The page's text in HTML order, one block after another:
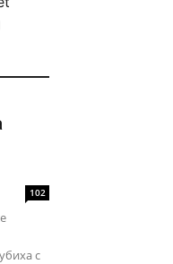
102
с